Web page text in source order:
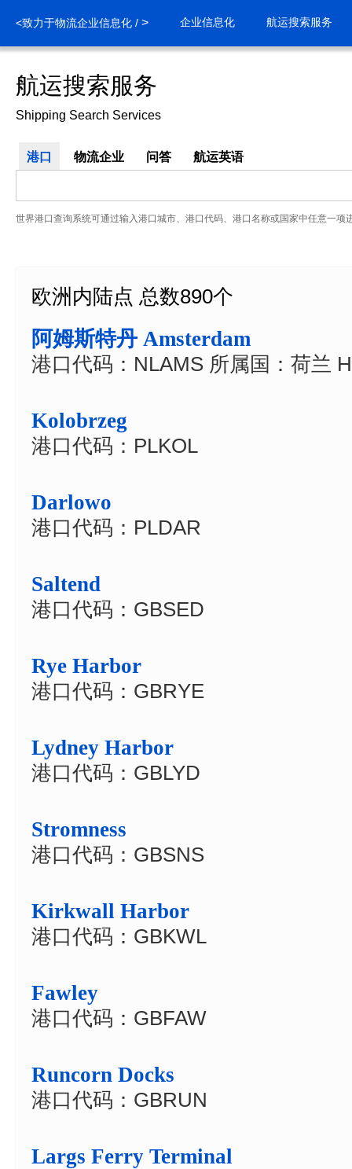
<致力于物流企业信息化 / > 企业信息化 航运搜索服务
航运搜索服务
Shipping Search Services
港口 物流企业 问答 航运英语
世界港口查询系统可通过输入港口城市、港口代码、港口名称或国家中任意一项
欧洲内陆点 总数890个
阿姆斯特丹 Amsterdam
港口代码：NLAMS 所属国：荷兰
Kolobrzeg
港口代码：PLKOL
Darlowo
港口代码：PLDAR
Saltend
港口代码：GBSED
Rye Harbor
港口代码：GBRYE
Lydney Harbor
港口代码：GBLYD
Stromness
港口代码：GBSNS
Kirkwall Harbor
港口代码：GBKWL
Fawley
港口代码：GBFAW
Runcorn Docks
港口代码：GBRUN
Largs Ferry Terminal